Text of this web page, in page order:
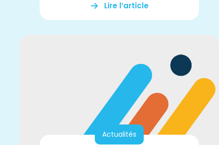
Lire l’article
Actualités